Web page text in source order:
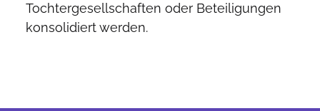
Tochtergesellschaften oder Beteiligungen
konsolidiert werden.